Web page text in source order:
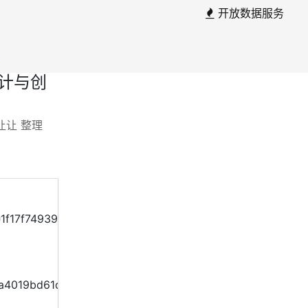
开放数据服务
与创
让 整理
。
。